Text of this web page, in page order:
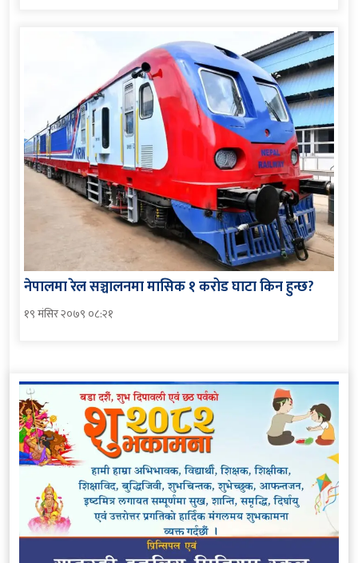
नेपालमा रेल सञ्चालनमा मासिक १ करोड घाटा किन हुन्छ?
१९ मंसिर २०७९ ०८:२१